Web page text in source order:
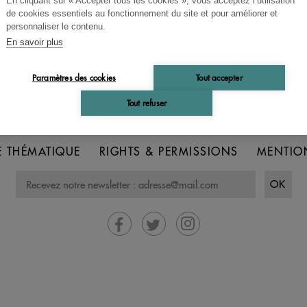
de cookies essentiels au fonctionnement du site et pour améliorer et
personnaliser le contenu.
En savoir plus
Paramètres des cookies Tout accepter
Tout refuser
THÉMATIQUE
RIGHTS & PERMISSIONS
OK